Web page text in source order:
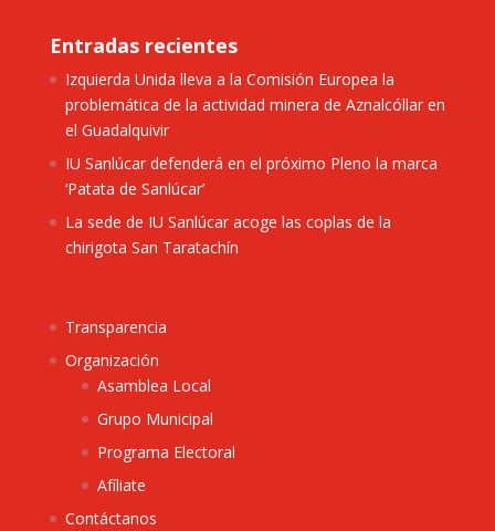
Entradas recientes
Izquierda Unida lleva a la Comisión Europea la
problemática de la actividad minera de Aznalcóllar en
el Guadalquivir
IU Sanlúcar defenderá en el próximo Pleno la marca
‘Patata de Sanlúcar’
La sede de IU Sanlúcar acoge las coplas de la
chirigota San Taratachín
Transparencia
Organización
Asamblea Local
Grupo Municipal
Programa Electoral
Afíliate
Contáctanos